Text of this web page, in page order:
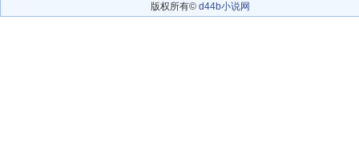
版权所有© d44b小说网